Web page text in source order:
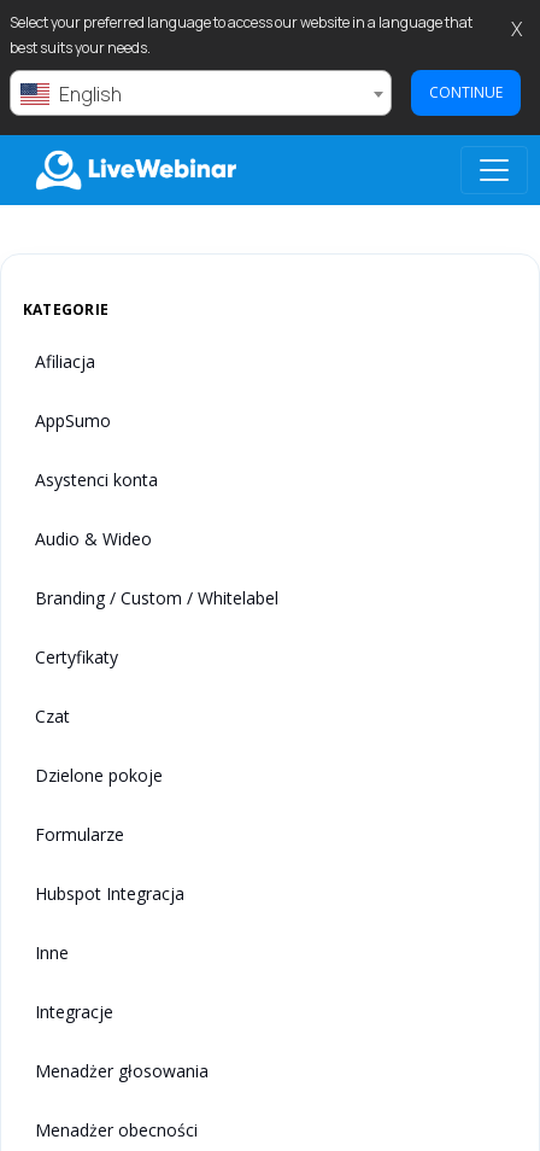
Select your preferred language to access our website in a language that
best suits your needs.
English CONTINUE
X
LIVEWEBINAR.COM
KATEGORIE
Afiliacja
AppSumo
Asystenci konta
Audio & Wideo
Branding / Custom / Whitelabel
Certyfikaty
Czat
Dzielone pokoje
Formularze
Hubspot Integracja
Inne
Integracje
Menadżer głosowania
Menadżer obecności